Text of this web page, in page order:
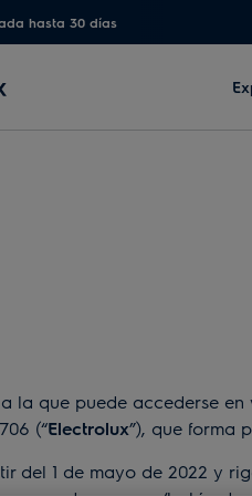
hasta 30 días
que puede accederse en
(“Electrolux”), que forma
del 1 de mayo de 2022 y